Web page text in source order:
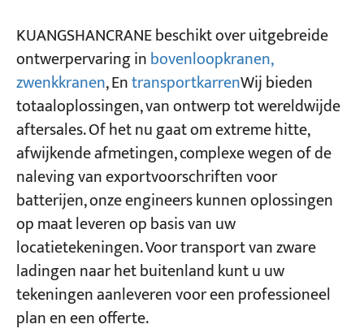
KUANGSHANCRANE beschikt over uitgebreide
ontwerpervaring inbovenloopkranen,
zwenkkranen, EntransportkarrenWij bieden
totaaloplossingen, van ontwerp tot wereldwijde
aftersales. Of het nu gaat om extreme hitte,
afwijkende afmetingen, complexe wegen of de
naleving van exportvoorschriften voor
batterijen, onze engineers kunnen oplossingen
op maat leveren op basis van uw
locatietekeningen. Voor transport van zware
ladingen naar het buitenland kunt u uw
tekeningen aanleveren voor een professioneel
plan en een offerte.